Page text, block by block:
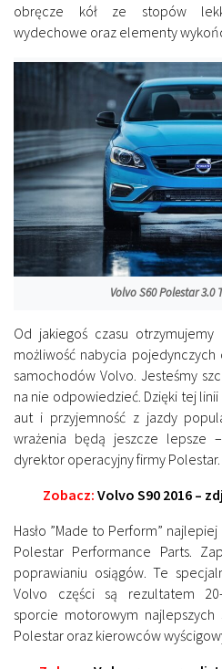
obręcze kół ze stopów
wydechowe oraz elementy
Volvo S60 Polestar 3.0
Od jakiegoś czasu
możliwość nabycia
samochodów Volvo. Jesteśmy
na nie odpowiedzieć. Dzięki tej
aut i przyjemność z jazdy
wrażenia będą jeszcze lepsze
dyrektor operacyjny firmy Polestar.
Zobacz: Volvo S90 2016 –
Hasło ”Made to Perform”
Polestar Performance Parts.
poprawianiu osiągów. Te
Volvo części są rezultatem
sporcie motorowym najlepszych
Polestar oraz kierowców